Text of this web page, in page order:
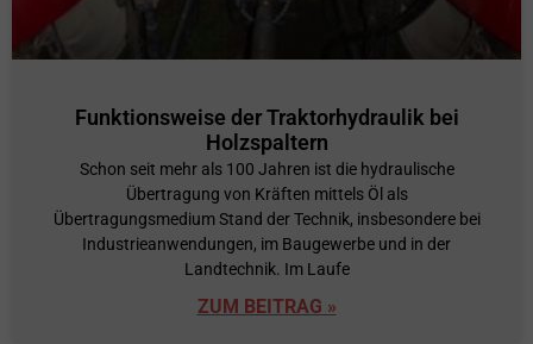
Funktionsweise der Traktorhydraulik bei
Holzspaltern
Schon seit mehr als 100 Jahren ist die hydraulische
Übertragung von Kräften mittels Öl als
Übertragungsmedium Stand der Technik, insbesondere bei
Industrieanwendungen, im Baugewerbe und in der
Landtechnik. Im Laufe
ZUM BEITRAG »